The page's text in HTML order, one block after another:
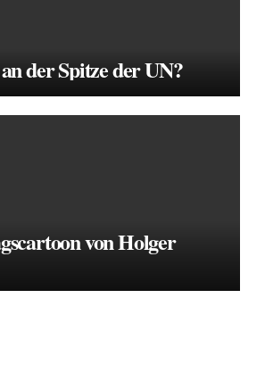
der Spitze der UN?
von Holger